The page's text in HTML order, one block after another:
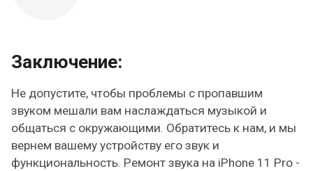
Заключение:
Не допустите, чтобы проблемы с пропавшим
звуком мешали вам наслаждаться музыкой и
общаться с окружающими. Обратитесь к нам, и мы
вернем вашему устройству его звук и
функциональность. Ремонт звука на iPhone 11 Pro -